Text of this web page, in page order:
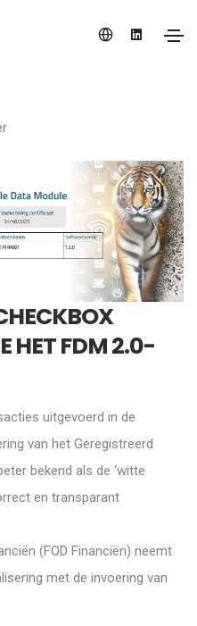
HET FDM 2.0-
uitgevoerd in de
van het Geregistreerd
bekend als de ‘witte
en transparant
(FOD Financiën) neemt
met de invoering van